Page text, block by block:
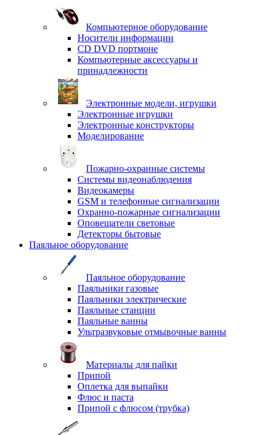
Компьютерное оборудование
Носители информации
CD DVD портмоне
Компьютерные аксессуары и
принадлежности
Электронные модели, игрушки
Электронные игрушки
Электронные конструкторы
Моделирование
Пожарно-охранные системы
Системы видеонаблюдения
Видеокамеры
GSM и телефонные сигнализации
Охранно-пожарные сигнализации
Оповещатели световые
Детекторы бытовые
Паяльное оборудование
Паяльное оборудование
Паяльники газовые
Паяльники электрические
Паяльные станции
Паяльные ванны
Ультразвуковые отмывочные ванны
Материалы для пайки
Припой
Оплетка для выпайки
Флюс и паста
Припой с флюсом (трубка)